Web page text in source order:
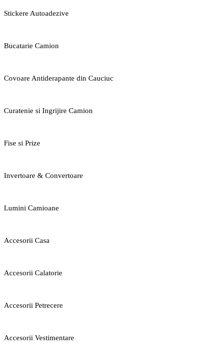
Stickere Autoadezive
Bucatarie Camion
Covoare Antiderapante din Cauciuc
Curatenie si Ingrijire Camion
Fise si Prize
Invertoare & Convertoare
Lumini Camioane
Accesorii Casa
Accesorii Calatorie
Accesorii Petrecere
Accesorii Vestimentare